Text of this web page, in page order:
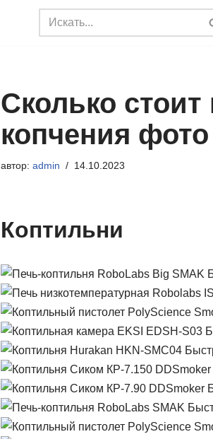
Сколько стоит
копчения
автор: admin 14.10.2023
Коптильни